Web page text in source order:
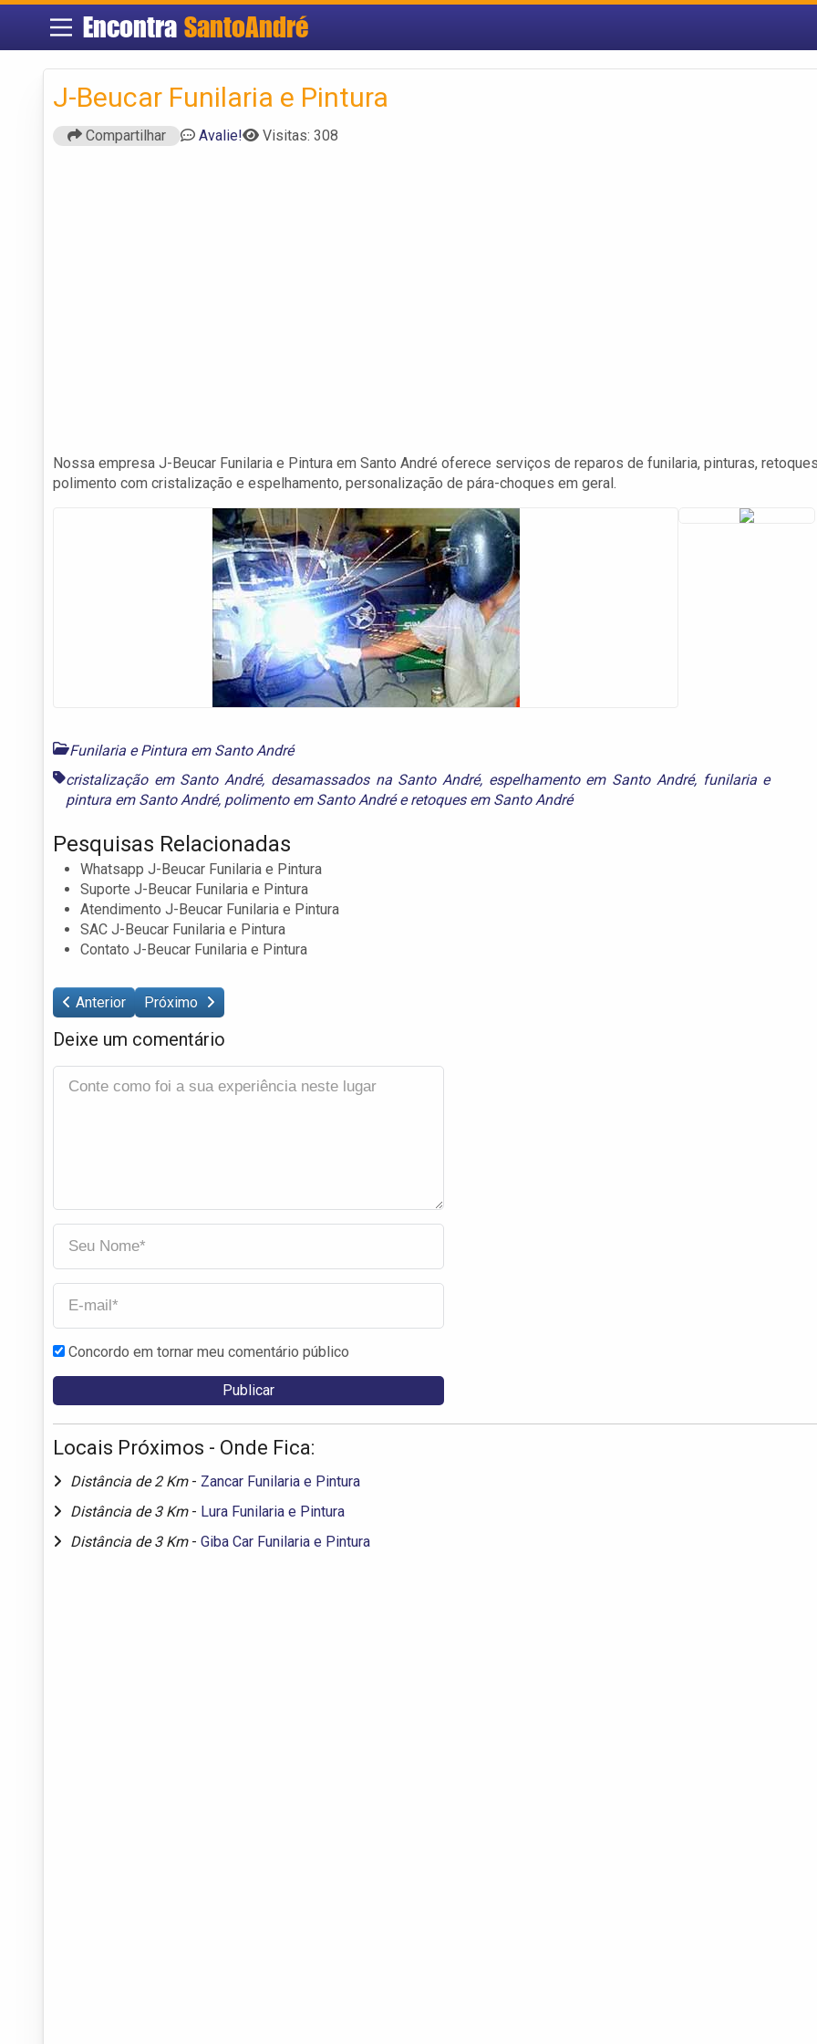
Encontra SantoAndré
J-Beucar Funilaria e Pintura
Compartilhar Avalie! Visitas: 308
Nossa empresa J-Beucar Funilaria e Pintura em Santo André oferece serviços de reparos de funilaria, pinturas,
polimento com cristalização e espelhamento, personalização de pára-choques em geral.
Funilaria e Pintura em Santo André
cristalização em Santo André, desamassados na Santo André, espelhamento em Santo André, funilaria e
pintura em Santo André, polimento em Santo Andréeretoques em Santo André
Pesquisas Relacionadas
Whatsapp J-Beucar Funilaria e Pintura
Suporte J-Beucar Funilaria e Pintura
Atendimento J-Beucar Funilaria e Pintura
SAC J-Beucar Funilaria e Pintura
Contato J-Beucar Funilaria e Pintura
Anterior Próximo
Deixe um comentário
Concordo em tornar meu comentário público
Locais Próximos - Onde Fica:
Distância de 2 Km - Zancar Funilaria e Pintura
Distância de 3 Km - Lura Funilaria e Pintura
Distância de 3 Km - Giba Car Funilaria e Pintura